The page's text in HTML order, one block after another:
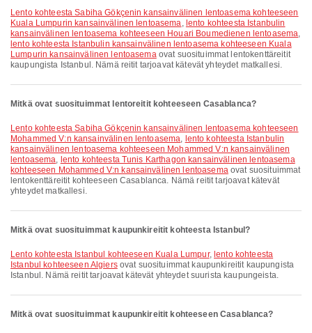
lento kohteesta Sabiha Gökçenin kansainvälinen lentoasema kohteeseen
Kuala Lumpurin kansainvälinen lentoasema, lento kohteesta Istanbulin
kansainvälinen lentoasema kohteeseen Houari Boumedienen lentoasema,
lento kohteesta Istanbulin kansainvälinen lentoasema kohteeseen Kuala
Lumpurin kansainvälinen lentoasemaovat suosituimmat lentokenttäreitit
kaupungista Istanbul. Nämä reitit tarjoavat kätevät yhteydet matkallesi.
Mitkä ovat suosituimmat lentoreitit kohteeseen Casablanca?
lento kohteesta Sabiha Gökçenin kansainvälinen lentoasema kohteeseen
Mohammed V:n kansainvälinen lentoasema, lento kohteesta Istanbulin
kansainvälinen lentoasema kohteeseen Mohammed V:n kansainvälinen
lentoasema, lento kohteesta Tunis Karthagon kansainvälinen lentoasema
kohteeseen Mohammed V:n kansainvälinen lentoasemaovat suosituimmat
lentokenttäreitit kohteeseen Casablanca. Nämä reitit tarjoavat kätevät
yhteydet matkallesi.
Mitkä ovat suosituimmat kaupunkireitit kohteesta Istanbul?
lento kohteesta Istanbul kohteeseen Kuala Lumpur, lento kohteesta
Istanbul kohteeseen Algiersovat suosituimmat kaupunkireitit kaupungista
Istanbul. Nämä reitit tarjoavat kätevät yhteydet suurista kaupungeista.
Mitkä ovat suosituimmat kaupunkireitit kohteeseen Casablanca?